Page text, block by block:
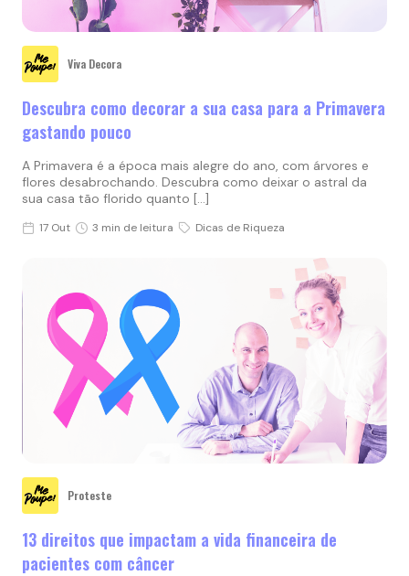
Viva Decora
Descubra como decorar a sua casa para a Primavera
gastando pouco
A Primavera é a época mais alegre do ano, com árvores e
flores desabrochando. Descubra como deixar o astral da
sua casa tão florido quanto […]
17 Out 3 min de leitura Dicas de Riqueza
Proteste
13 direitos que impactam a vida financeira de
pacientes com câncer